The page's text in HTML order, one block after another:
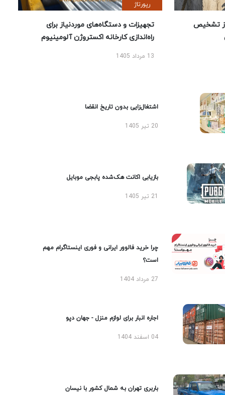
تشخیص
رپورتاژ
تجهیزات و دستگاه‌های موردنیاز برای
راه‌اندازی کارخانه اکستروژن آلومینیوم
13 مرداد 1405
اشتغال‌زایی بدون تاریخ انقضا
20 تیر 1405
بازیابی اکانت هک‌شده پابجی موبایل
چرا خرید فالوور ایرانی و فوری اینستاگرام مهم
است؟
27 مرداد 1404
اجاره انبار برای لوازم منزل - جهان دپو
04 اسفند 1404
باربری تهران به شمال کشور با نیسان